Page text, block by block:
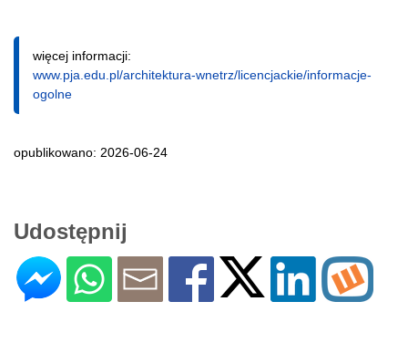
więcej informacji:
www.pja.edu.pl/architektura-wnetrz/licencjackie/informacje-
ogolne
opublikowano: 2026-06-24
Udostępnij